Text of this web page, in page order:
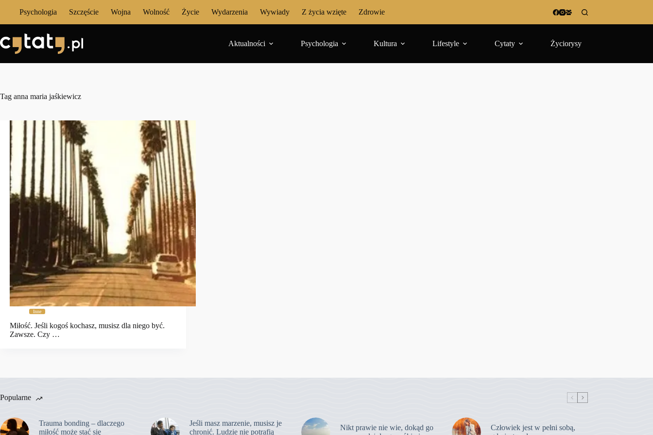
Psychologia Szczęście Wojna Wolność Życie Wydarzenia Wywiady Z życia wzięte Zdrowie
Aktualności Psychologia Kultura Lifestyle Cytaty Życiorysy
Tag anna maria jaśkiewicz
Inne
Miłość. Jeśli kogoś kochasz, musisz dla niego być.
Zawsze. Czy …
Popularne
Trauma bonding – dlaczego
miłość może stać się
Jeśli masz marzenie, musisz je
chronić. Ludzie nie potrafią
Nikt prawie nie wie, dokąd go
Człowiek jest w pełni sobą,